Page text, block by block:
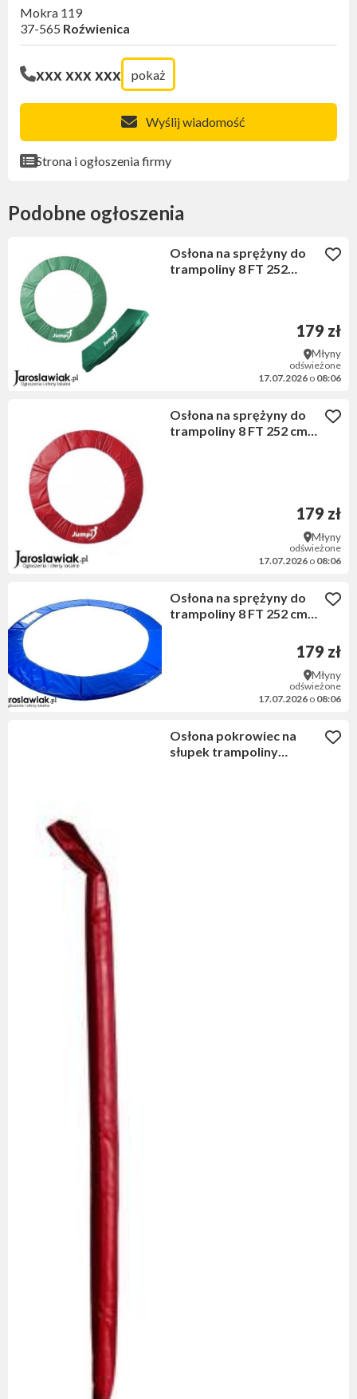
Mokra 119
37-565 Roźwienica
xxx xxx xxx pokaż
Wyślij wiadomość
Strona i ogłoszenia firmy
Podobne ogłoszenia
Osłona na sprężyny do
trampoliny 8 FT 252
179 zł
Młyny
odświeżone
17.07.2026 o 08:06
Osłona na sprężyny do
trampoliny 8 FT 252 cm
179 zł
Młyny
odświeżone
17.07.2026 o 08:06
Osłona na sprężyny do
trampoliny 8 FT 252 cm
179 zł
Młyny
odświeżone
17.07.2026 o 08:06
Osłona pokrowiec na
słupek trampoliny